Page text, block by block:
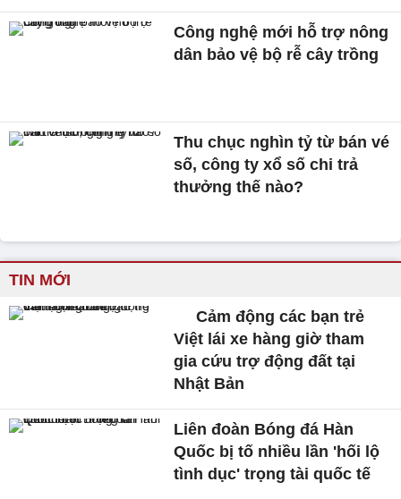
Công nghệ mới hỗ trợ nông
dân bảo vệ bộ rễ cây trồng
Thu chục nghìn tỷ từ bán vé
số, công ty xổ số chi trả
thưởng thế nào?
TIN MỚI
Cảm động các bạn trẻ
Việt lái xe hàng giờ tham
gia cứu trợ động đất tại
Nhật Bản
Liên đoàn Bóng đá Hàn
Quốc bị tố nhiều lần 'hối lộ
tình dục' trọng tài quốc tế